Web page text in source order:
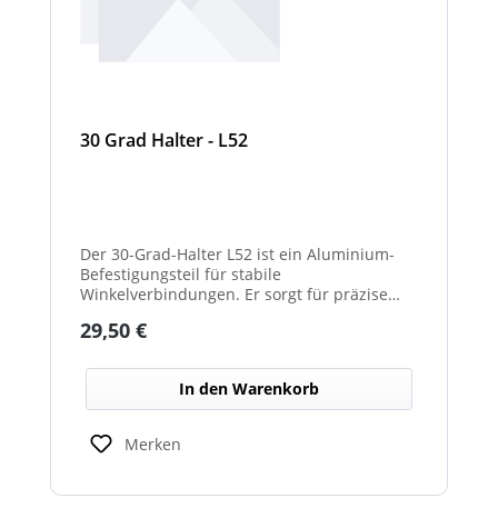
30 Grad Halter - L52
Der 30-Grad-Halter L52 ist ein Aluminium-
Befestigungsteil für stabile
Winkelverbindungen. Er sorgt für präzise
Durch das leichte, korrosionsbeständige
Anwendungen.
Regulärer Preis:
29,50 €
In den Warenkorb
Merken